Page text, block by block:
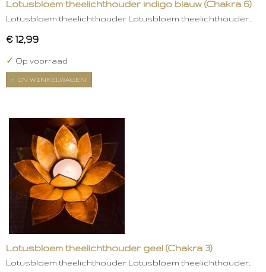
Lotusbloem theelichthouder indigo blauw (Chakra 6)
Lotusbloem theelichthouder Lotusbloem theelichthouder…
€ 12,99
✓ Op voorraad
IN WINKELWAGEN
Lotusbloem theelichthouder geel (Chakra 3)
Lotusbloem theelichthouder Lotusbloem theelichthouder…